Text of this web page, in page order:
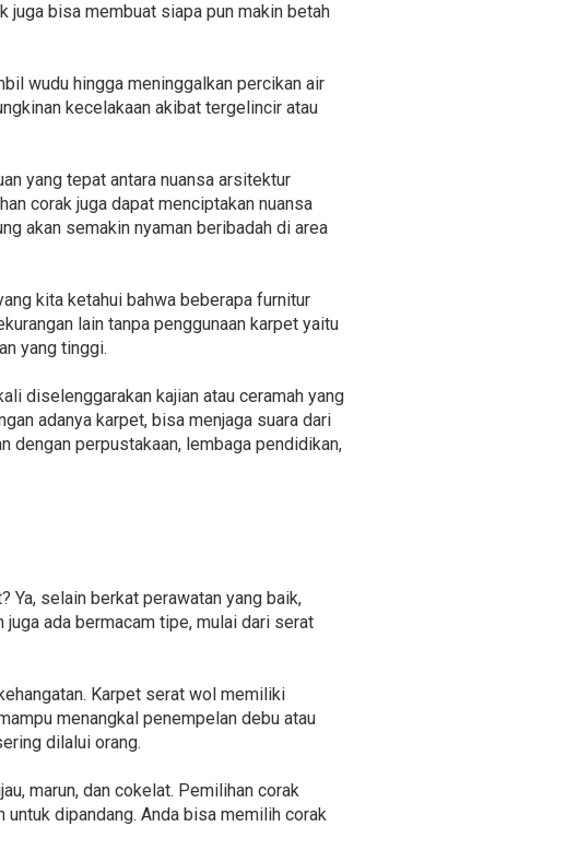
juga bisa membuat siapa pun makin betah
wudu hingga meninggalkan percikan air
kecelakaan akibat tergelincir atau
yang tepat antara nuansa arsitektur
corak juga dapat menciptakan nuansa
akan semakin nyaman beribadah di area
kita ketahui bahwa beberapa furnitur
lain tanpa penggunaan karpet yaitu
yang tinggi.
diselenggarakan kajian atau ceramah yang
adanya karpet, bisa menjaga suara dari
dengan perpustakaan, lembaga pendidikan,
Ya, selain berkat perawatan yang baik,
juga ada bermacam tipe, mulai dari serat
Karpet serat wol memiliki
menangkal penempelan debu atau
dilalui orang.
marun, dan cokelat. Pemilihan corak
dipandang. Anda bisa memilih corak